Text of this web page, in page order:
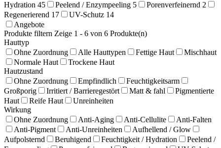
Hydration 45 Peelend / Enzympeeling 5 Porenverfeinernd 2
Regenerierend 17 UV-Schutz 14
Angebote
Produkte filtern Zeige 1 - 6 von 6 Produkte(n)
Hauttyp
Ohne Zuordnung
Alle Hauttypen Fettige Haut
Mischhaut
Normale Haut
Trockene Haut
Hautzustand
Ohne Zuordnung
Empfindlich
Feuchtigkeitsarm
Großporig
Irritiert / Barrieregestört Matt & fahl
Pigmentierte
Haut
Reife Haut
Unreinheiten
Wirkung
Ohne Zuordnung
Anti-Aging Anti-Cellulite
Anti-Falten
Anti-Pigment
Anti-Unreinheiten
Aufhellend / Glow
Aufpolsternd
Beruhigend Feuchtigkeit / Hydration
Peelend /